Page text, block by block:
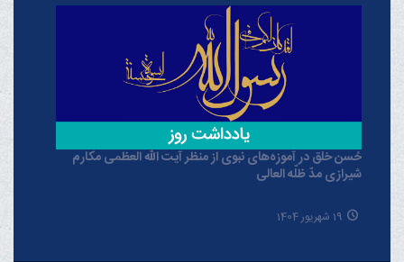
حُسن خلق در آموزه‌های نبوی از منظر آیت الله العظمی مکارم
شیرازی مدّ ظلّه العالی
19 شهریور 1404